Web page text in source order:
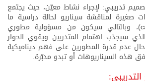
تدريبي: لإجراء نشاط معيّن، حيث يجتمع
صغيرة لمناقشة سيناريو لحالة دراسية ما
(case-based scenarios)، وبالتالي سيكون من مسؤولية مطوري
الذي سيجذب اهتمام المتدربين ويقوي الحوار
عدم قدرة المطورين على فهم ديناميكية
هذه السيناريوهات أو تبدو مدبّرة.